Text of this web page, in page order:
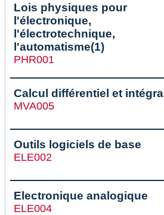
Lois physiques pour
l'électronique,
l'électrotechnique,
l'automatisme(1)
PHR001
Calcul différentiel et intégral
MVA005
Outils logiciels de base
ELE002
Electronique analogique
ELE004